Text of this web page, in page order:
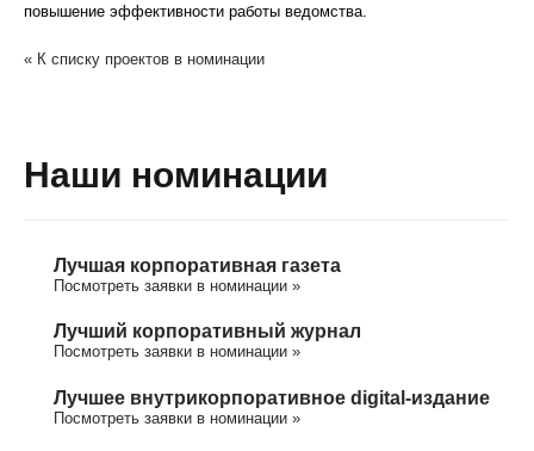
повышение эффективности работы ведомства.
« К списку проектов в номинации
Наши номинации
Лучшая корпоративная газета
Посмотреть заявки в номинации »
Лучший корпоративный журнал
Посмотреть заявки в номинации »
Лучшее внутрикорпоративное digital-издание
Посмотреть заявки в номинации »